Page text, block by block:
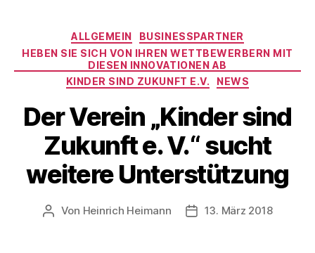
Kategorien
ALLGEMEIN
BUSINESSPARTNER
HEBEN SIE SICH VON IHREN WETTBEWERBERN MIT
DIESEN INNOVATIONEN AB
KINDER SIND ZUKUNFT E.V.
NEWS
Der Verein „Kinder sind
Zukunft e. V.“ sucht
weitere Unterstützung
Beitragsautor
Von Heinrich Heimann Veröffentlichungsdatum
13. März 2018